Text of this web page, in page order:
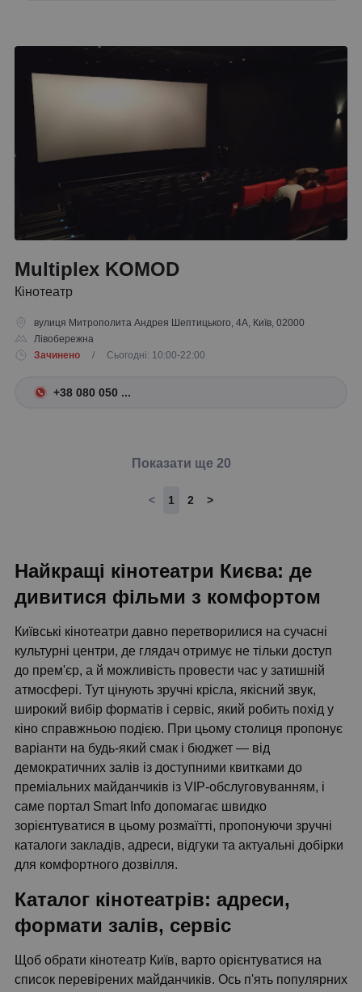
Multiplex KOMOD
Кінотеатр
вулиця Митрополита Андрея Шептицького, 4A, Київ, 02000
Лівобережна
Зачинено
/ Сьогодні: 10:00-22:00
+38 080 050 ...
Показати ще 20
< 1 2 >
Найкращі кінотеатри Києва: де
дивитися фільми з комфортом
Київські кінотеатри давно перетворилися на сучасні
культурні центри, де глядач отримує не тільки доступ
до прем'єр, а й можливість провести час у затишній
атмосфері. Тут цінують зручні крісла, якісний звук,
широкий вибір форматів і сервіс, який робить похід у
кіно справжньою подією. При цьому столиця пропонує
варіанти на будь-який смак і бюджет — від
демократичних залів із доступними квитками до
преміальних майданчиків із VIP-обслуговуванням, і
саме портал Smart Info допомагає швидко
зорієнтуватися в цьому розмаїтті, пропонуючи зручні
каталоги закладів, адреси, відгуки та актуальні добірки
для комфортного дозвілля.
Каталог кінотеатрів: адреси,
формати залів, сервіс
Щоб обрати кінотеатр Київ, варто орієнтуватися на
список перевірених майданчиків. Ось п'ять популярних